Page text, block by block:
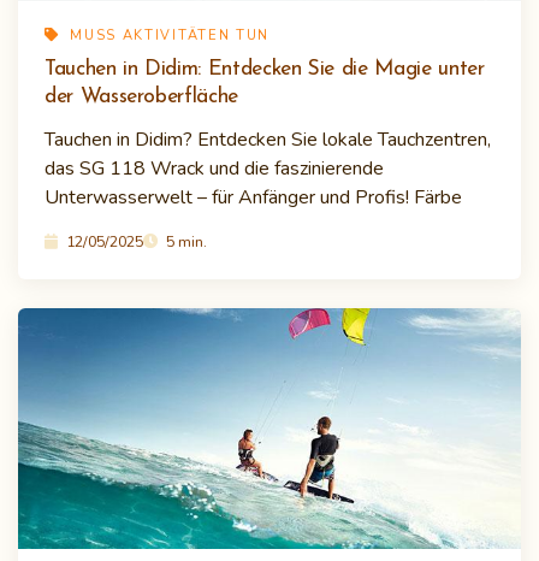
MUSS AKTIVITÄTEN TUN
Tauchen in Didim: Entdecken Sie die Magie unter
der Wasseroberfläche
Tauchen in Didim? Entdecken Sie lokale Tauchzentren,
das SG 118 Wrack und die faszinierende
Unterwasserwelt – für Anfänger und Profis! Färbe
12/05/2025 5 min.